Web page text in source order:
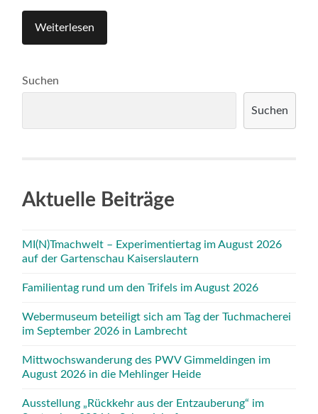
Weiterlesen
Suchen
Suchen
Aktuelle Beiträge
MI(N)Tmachwelt – Experimentiertag im August 2026
auf der Gartenschau Kaiserslautern
Familientag rund um den Trifels im August 2026
Webermuseum beteiligt sich am Tag der Tuchmacherei
im September 2026 in Lambrecht
Mittwochswanderung des PWV Gimmeldingen im
August 2026 in die Mehlinger Heide
Ausstellung „Rückkehr aus der Entzauberung“ im